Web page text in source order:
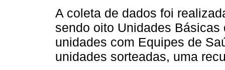
A coleta de dados foi
sendo oito Unidades
unidades com Equipes de
unidades sorteadas, uma